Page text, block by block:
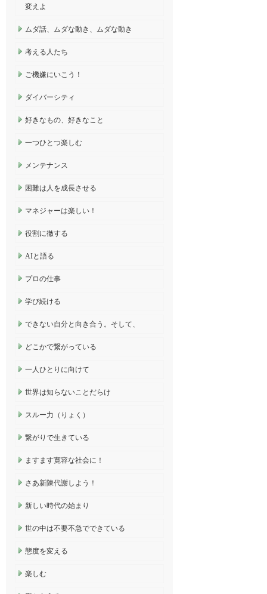
変えよ
ムダ話、ムダな動き、ムダな動き
考える人たち
ご機嫌にいこう！
ダイバーシティ
好きなもの、好きなこと
一つひとつ楽しむ
メンテナンス
困難は人を成長させる
マネジャーは楽しい！
役割に徹する
AIと語る
プロの仕事
学び続ける
できない自分と向き合う。そして、
どこかで繋がっている
一人ひとりに向けて
世界は知らないことだらけ
スルー力（りょく）
繋がりで生きている
ますます寛容な社会に！
さあ新陳代謝しよう！
新しい時代の始まり
世の中は不要不急でできている
態度を変える
楽しむ